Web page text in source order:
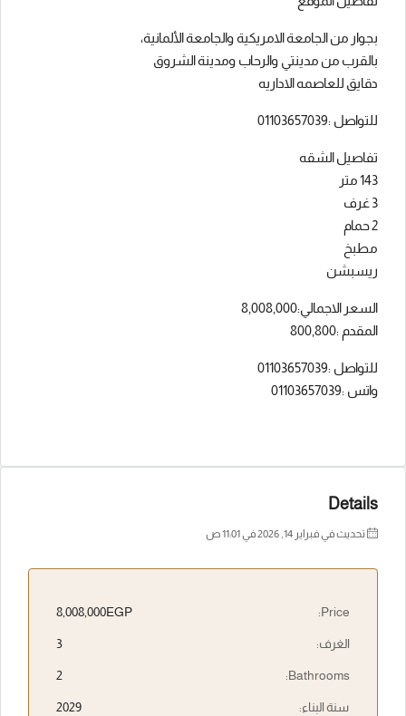
بجوار من الجامعة الامريكية والجامعة الألمانية،
بالقرب من مدينتي والرحاب ومدينة الشروق
دقايق للعاصمه الاداريه
للتواصل :01103657039
تفاصيل الشقه
143 متر
3 غرف
2 حمام
مطبخ
ريسبشن
السعر الاجمالي:8,008,000
المقدم :800,800
للتواصل :01103657039
واتس :01103657039
Details
تحديث في فبراير 14, 2026 في 11:01 ص
Price:
8,008,000EGP
الغرف: 3
Bathrooms:
2
سنة البناء: 2029